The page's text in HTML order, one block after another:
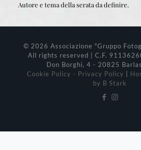
Autore e tema della serata da definire.
© 2026 Associazione "Gruppo
All rights reserved | C.F.
Don Borghi, 4 - 20825
Cookie Policy - Privacy Policy |
by B Stark